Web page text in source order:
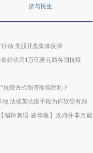
济与民生
行动 美股开盘集体反弹
好动用1万亿美元助各国抗疫
抗疫方式能否取得胜利？
地 法德英抗疫手段为何软硬有别
编辑絮语·凌华薇】政府并非万能